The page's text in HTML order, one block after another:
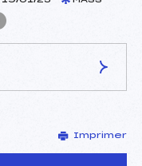
–
–
Imprimer